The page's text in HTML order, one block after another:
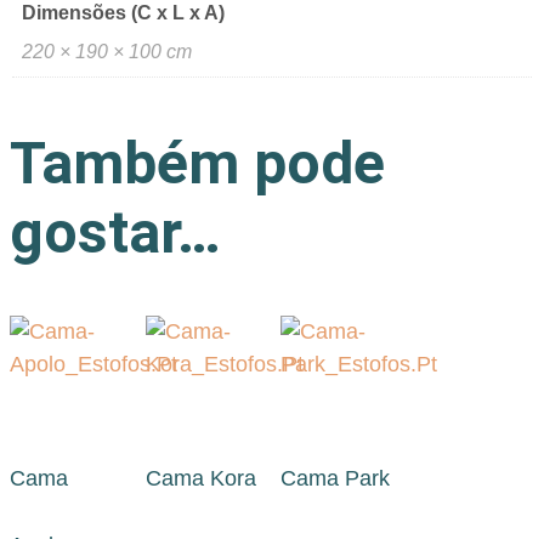
Dimensões (C x L x A)
220 × 190 × 100 cm
Também pode
gostar…
Cama Cama Kora Cama Park